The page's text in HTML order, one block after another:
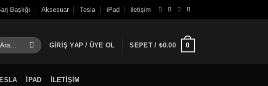
Başlığı Aksesuar Tesla iPad iletişim
GIRIŞ YAP / ÜYE OL SEPET / ₺0.00 0
IPAD ILETIŞIM